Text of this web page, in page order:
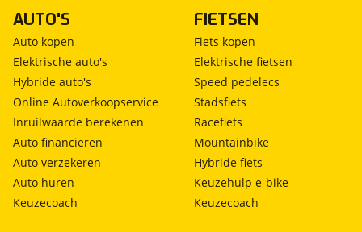
AUTO'S
Auto kopen
Elektrische auto's
Hybride auto's
Online Autoverkoopservice
Inruilwaarde berekenen
Auto financieren
Auto verzekeren
Auto huren
Keuzecoach
FIETSEN
Fiets kopen
Elektrische fietsen
Speed pedelecs
Stadsfiets
Racefiets
Mountainbike
Hybride fiets
Keuzehulp e-bike
Keuzecoach